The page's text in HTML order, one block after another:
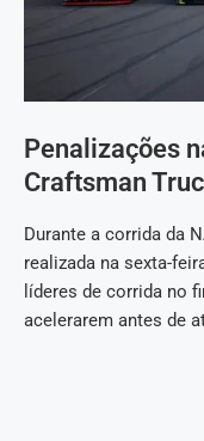
Penalizações
Craftsman
Durante a corrida da
realizada na sexta-
líderes de corrida no
acelerarem antes de